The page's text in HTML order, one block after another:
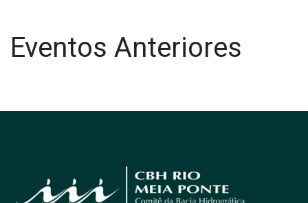
Eventos Anteriores